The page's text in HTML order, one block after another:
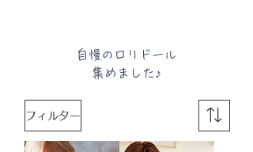
自慢のロリドール
集めました♪
フィルター